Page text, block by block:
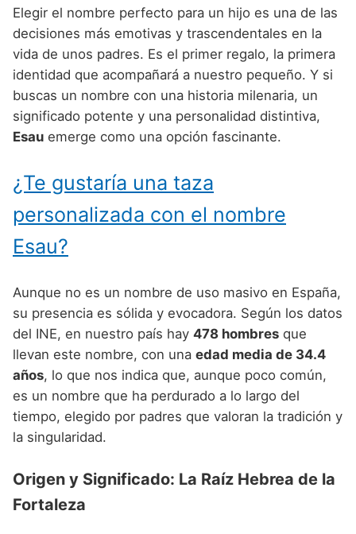
Nombres de niño que empiezan por P
Nombres de niño que empiezan por Q
Nombres de niño que empiezan por R
Nombres de niño que empiezan por S
Nombres de niño que empiezan por T
Nombres de niño que empiezan por V
Nombres de niño que empiezan por W
Nombres de niño que empiezan por Y
Nombres de niño que empiezan por Z
Nombres de Niño Valencianos
Nombres de Niño Vascos
Nombres de Niño Rumanos
Nombres de Niño Rusos
Nombres de Niño Suecos
Elegir el nombre perfecto para un hijo es una de las
decisiones más emotivas y trascendentales en la
vida de unos padres. Es el primer regalo, la primera
identidad que acompañará a nuestro pequeño. Y si
buscas un nombre con una historia milenaria, un
significado potente y una personalidad distintiva,
Esau emerge como una opción fascinante.
¿Te gustaría una taza
personalizada con el nombre
Esau?
Aunque no es un nombre de uso masivo en España,
su presencia es sólida y evocadora. Según los datos
del INE, en nuestro país hay 478 hombres que
llevan este nombre, con una edad media de 34.4
años, lo que nos indica que, aunque poco común,
es un nombre que ha perdurado a lo largo del
tiempo, elegido por padres que valoran la tradición y
la singularidad.
Origen y Significado: La Raíz Hebrea de la
Fortaleza